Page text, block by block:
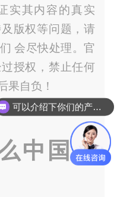
实其内容的真实
版权等问题，请
会尽快处理。官
授权，禁止任何
果自负！
中国做
可以介绍下你们的产品么？